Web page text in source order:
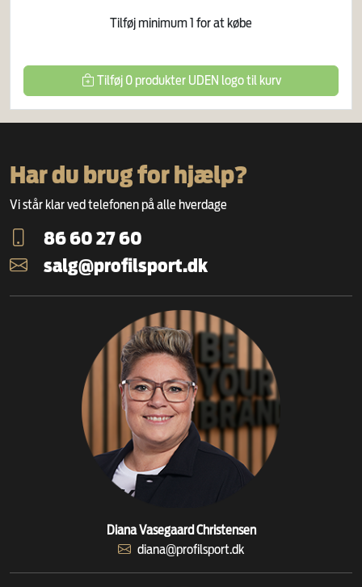
Tilføj minimum1 for at købe
Tilføj 0produkter UDEN logotil kurv
Har du brug for hjælp?
Vi står klar ved telefonen på alle hverdage
86 60 27 60
salg@profilsport.dk
Diana Vasegaard Christensen
diana@profilsport.dk